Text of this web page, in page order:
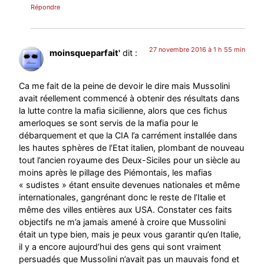
Répondre
moinsqueparfait' dit : 27 novembre 2016 à 1 h 55 min
Ca me fait de la peine de devoir le dire mais Mussolini
avait réellement commencé à obtenir des résultats dans
la lutte contre la mafia sicilienne, alors que ces fichus
amerloques se sont servis de la mafia pour le
débarquement et que la CIA l’a carrément installée dans
les hautes sphères de l’Etat italien, plombant de nouveau
tout l’ancien royaume des Deux-Siciles pour un siècle au
moins après le pillage des Piémontais, les mafias
« sudistes » étant ensuite devenues nationales et même
internationales, gangrénant donc le reste de l’Italie et
même des villes entières aux USA. Constater ces faits
objectifs ne m’a jamais amené à croire que Mussolini
était un type bien, mais je peux vous garantir qu’en Italie,
il y a encore aujourd’hui des gens qui sont vraiment
persuadés que Mussolini n’avait pas un mauvais fond et